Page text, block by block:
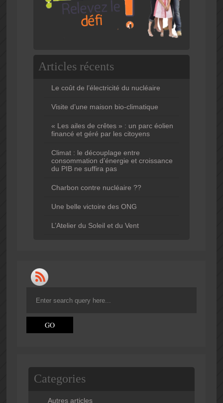
Articles récents
Le coût de l’électricité du nucléaire
Visite d’une maison bio-climatique
« Les ailes de crêtes » : un parc éolien
financé et géré par les citoyens
Climat : le découplage entre
consommation d’énergie et croissance
du PIB ne suffira pas
Charbon contre nucléaire ??
Une belle victoire des ONG
L’Atelier du Soleil et du Vent
Categories
Autres articles